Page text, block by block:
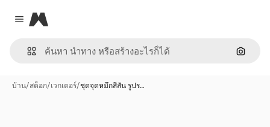
Close menu
Magnific
ค้นหา
บ้าน/สต็อก/เวกเตอร์/ชุดจุดหมึกสีสัน รูปร…